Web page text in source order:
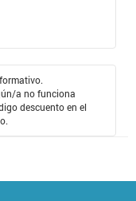
a no funciona
descuento en el